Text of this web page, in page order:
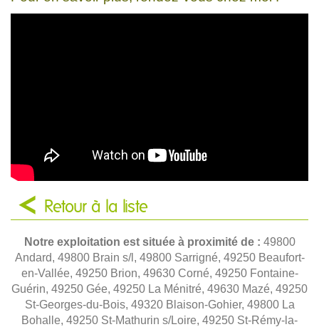
Retour à la liste
Notre exploitation est située à proximité de : 49800
Andard, 49800 Brain s/l, 49800 Sarrigné, 49250 Beaufort-
en-Vallée, 49250 Brion, 49630 Corné, 49250 Fontaine-
Guérin, 49250 Gée, 49250 La Ménitré, 49630 Mazé, 49250
St-Georges-du-Bois, 49320 Blaison-Gohier, 49800 La
Bohalle, 49250 St-Mathurin s/Loire, 49250 St-Rémy-la-